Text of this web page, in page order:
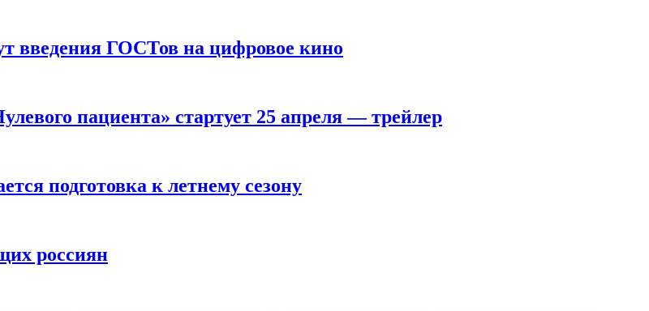
введения ГОСТов на цифровое кино
пациента» стартует 25 апреля — трейлер
подготовка к летнему сезону
россиян